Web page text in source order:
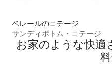
ベレールのコテージ
サンディボトム・コテージ
お家のような快⁠適⁠